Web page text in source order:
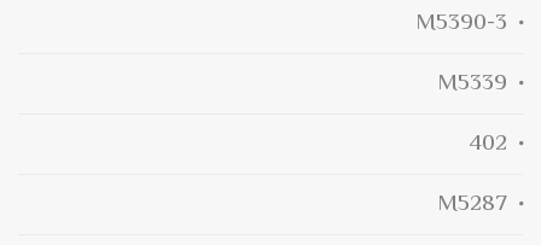
M5390-3
M5339
402
M5287